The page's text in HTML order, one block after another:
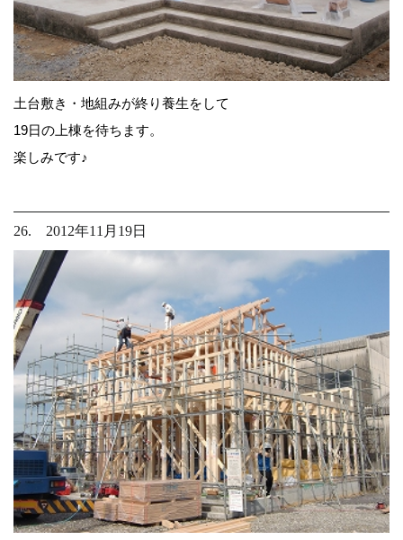
土台敷き・地組みが終り養生をして
19日の上棟を待ちます。
楽しみです♪
26. 2012年11月19日